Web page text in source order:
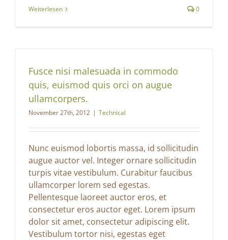
Weiterlesen 0
Fusce nisi malesuada in commodo
quis, euismod quis orci on augue
ullamcorpers.
November 27th, 2012 | Technical
Nunc euismod lobortis massa, id sollicitudin
augue auctor vel. Integer ornare sollicitudin
turpis vitae vestibulum. Curabitur faucibus
ullamcorper lorem sed egestas.
Pellentesque laoreet auctor eros, et
consectetur eros auctor eget. Lorem ipsum
dolor sit amet, consectetur adipiscing elit.
Vestibulum tortor nisi, egestas eget